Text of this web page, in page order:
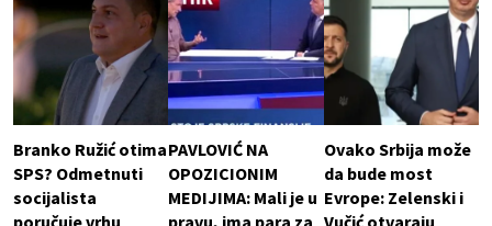
Branko Ružić otima
SPS? Odmetnuti
socijalista
PAVLOVIĆ NA
OPOZICIONIM
MEDIJIMA: Mali je u
Ovako Srbija može
da bude most
Evrope: Zelenski i